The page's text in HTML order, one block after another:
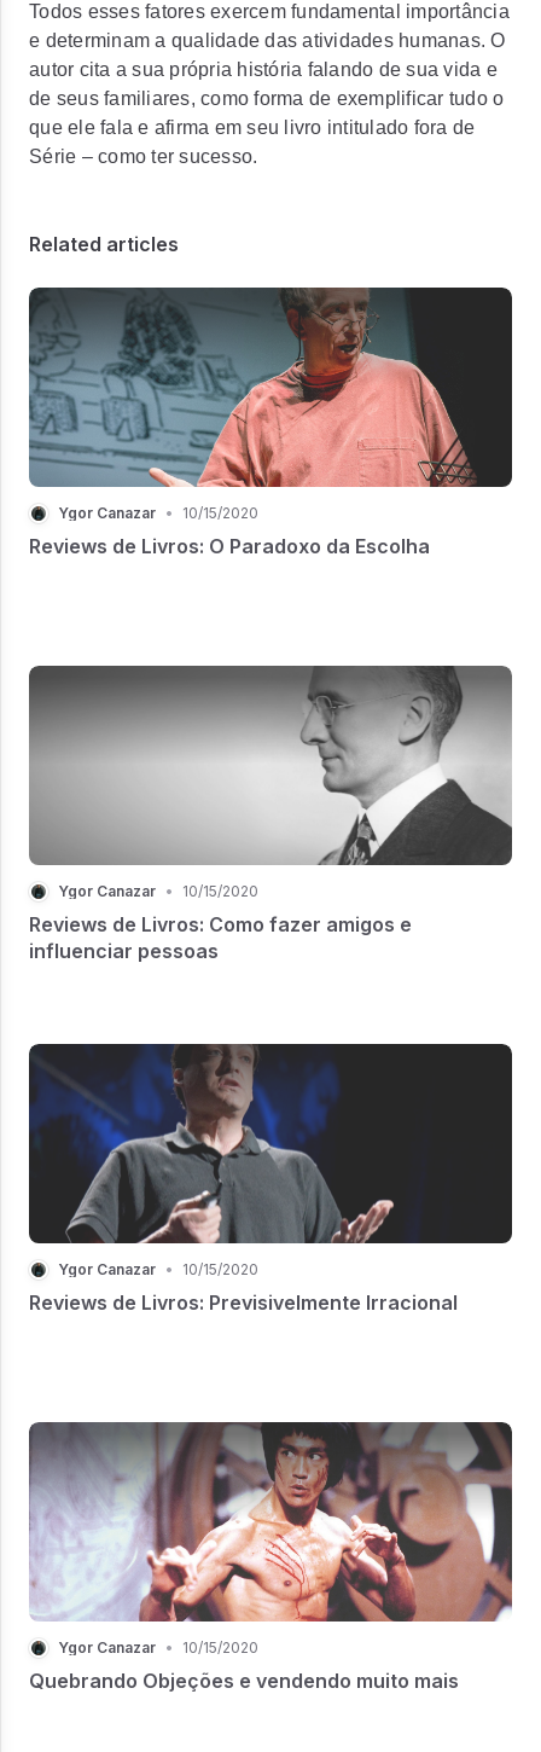
Todos esses fatores exercem fundamental importância
e determinam a qualidade das atividades humanas. O
autor cita a sua própria história falando de sua vida e
de seus familiares, como forma de exemplificar tudo o
que ele fala e afirma em seu livro intitulado fora de
Série – como ter sucesso.
Related articles
Ygor Canazar • 10/15/2020
Reviews de Livros: O Paradoxo da Escolha
Ygor Canazar • 10/15/2020
Reviews de Livros: Como fazer amigos e
influenciar pessoas
Ygor Canazar • 10/15/2020
Reviews de Livros: Previsivelmente Irracional
Ygor Canazar • 10/15/2020
Quebrando Objeções e vendendo muito mais